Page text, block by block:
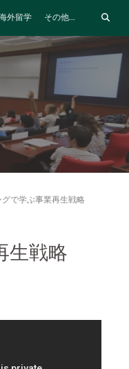
外留学 その他...
で学ぶ事業再生戦略
生戦略